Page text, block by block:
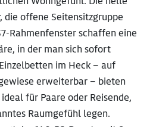
die offene Seitensitzgruppe
Rahmenfenster schaffen eine
in der man sich sofort
im Heck – auf
erweiterbar – bieten
für Paare oder Reisende,
Raumgefühl legen.